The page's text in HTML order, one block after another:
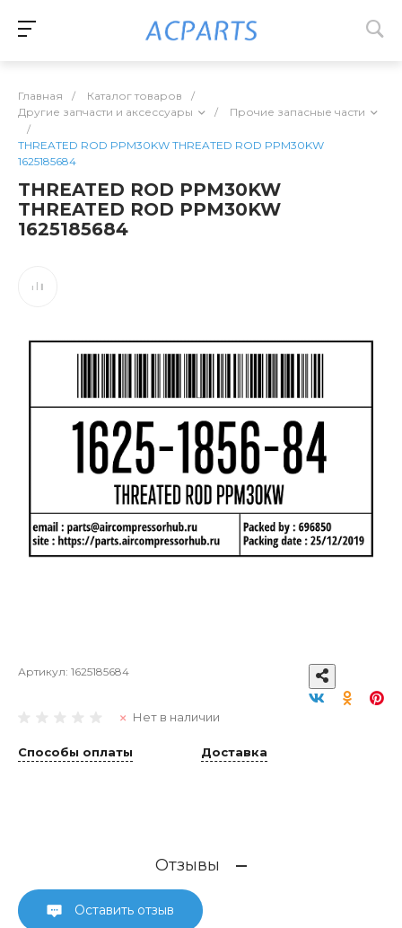
Главная / Каталог товаров
/
Другие запчасти и аксессуары
/
Прочие запасные части
/
THREATED ROD PPM30KW THREATED ROD PPM30KW
1625185684
THREATED ROD PPM30KW
THREATED ROD PPM30KW
1625185684
Артикул: 1625185684
Нет в наличии
Способы оплаты Доставка
Отзывы
Оставить отзыв